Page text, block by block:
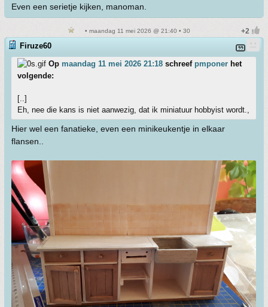
Even een serietje kijken, manoman.
• maandag 11 mei 2026 @ 21:40 • 30
Firuze60
Op maandag 11 mei 2026 21:18 schreef pmponer het
volgende:
[..]
Eh, nee die kans is niet aanwezig, dat ik miniatuur hobbyist wordt.,
Hier wel een fanatieke, even een minikeukentje in elkaar
flansen..